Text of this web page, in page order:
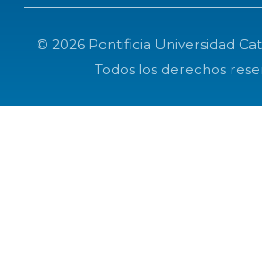
© 2026 Pontificia Universidad
Todos los derechos